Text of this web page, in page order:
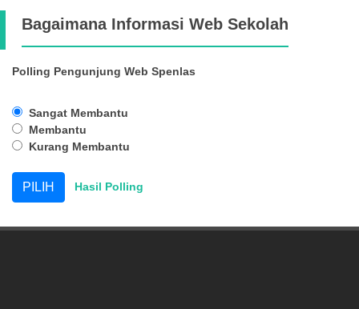
Bagaimana Informasi Web Sekolah
Polling Pengunjung Web Spenlas
Sangat Membantu
Membantu
Kurang Membantu
Hasil Polling